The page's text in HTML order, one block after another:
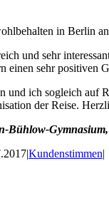
in Berlin
und sehr
einen sehr
ich sogleich auf
der Reise.
Bühlow-
|Kundenstimmen|